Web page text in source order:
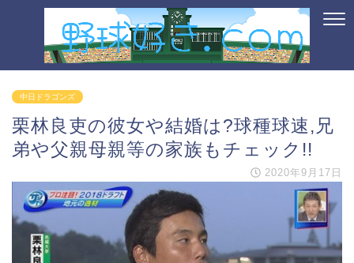
中日ドラゴンズ
栗林良吏の彼女や結婚は?球種球速,兄
弟や父親母親等の家族もチェック!!
2020年9月17日